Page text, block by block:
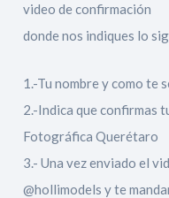
video de confirmación
donde nos indiques lo
1.-Tu nombre y como te
2.-Indica que confirmas
Fotográfica Querétaro
3.- Una vez enviado el
@hollimodels y te